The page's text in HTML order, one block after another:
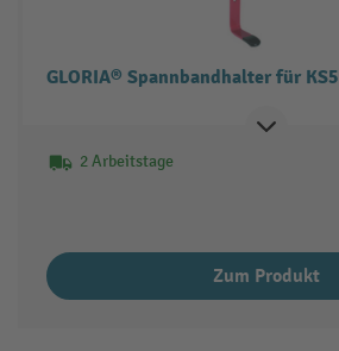
GLORIA® Spannbandhalter für KS5
2 Arbeitstage
Zum Produkt